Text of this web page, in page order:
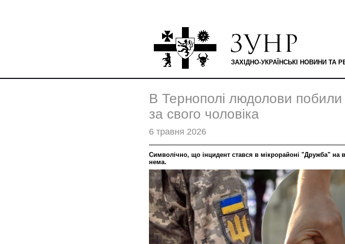
ЗАХІДНО-УКРАЇНСЬКІ НОВИНИ ТА
В Тернополі людолови побили
за свого чоловіка
6 травня 2026
Символічно, що інцидент стався в мікрорайоні "Дружба" на
нема.